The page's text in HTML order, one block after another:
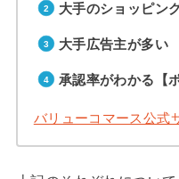
大手のショッピン
大手広告主が多い
承認率がわかる【
バリューコマース公式